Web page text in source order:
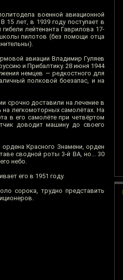
военной авиационной
15 лет, в 1939 году поступает в
лейтенанта Гаврилова 17-
пилотов (без помощи отца
авиации Владимир Гуляев
и Прибалтику. 28 июня 1944
немцев — редкостного для
полковой боезапас, и на
срочно доставили на лечение в
легкомоторных самолётах. На
в его самолёте при четвёртом
доводит машину до своего
Красного Знамени, орден
сводной роты 3-й ВА, но... 30
небо.
его в 1951 году.
сорока, трудно представить